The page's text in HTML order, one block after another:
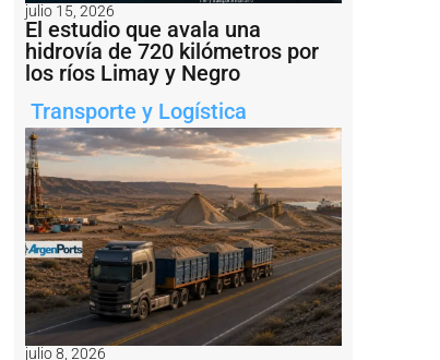
julio 15, 2026
El estudio que avala una
hidrovía de 720 kilómetros por
los ríos Limay y Negro
Transporte y Logística
julio 8, 2026